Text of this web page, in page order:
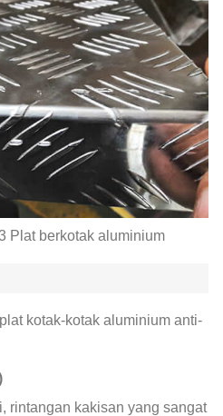
Plat berkotak aluminium
kotak-kotak aluminium anti-
rintangan kakisan yang sangat